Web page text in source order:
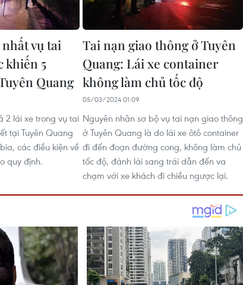
vụ tai
khiến 5
Quang
2 lái xe trong vụ tai
tại Tuyên Quang
các điều kiện về
quy định.
Tai nạn giao thông ở Tuyên
Quang: Lái xe container
không làm chủ tốc độ
05/03/2024 01:09
Nguyên nhân sơ bộ vụ tai nạn giao thông
ở Tuyên Quang là do lái xe ôtô container
đi đến đoạn đường cong, không làm chủ
tốc độ, đánh lái sang trái dẫn đến va
chạm với xe khách đi chiều ngược lại.